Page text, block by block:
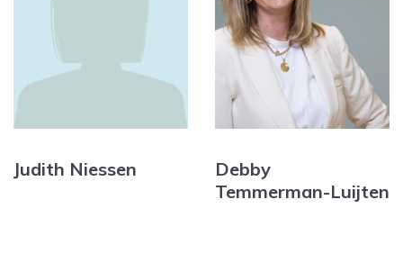
Judith Niessen
Debby
Temmerman-Luijten